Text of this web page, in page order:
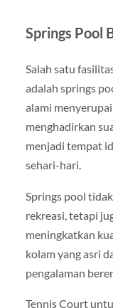
Springs Pool
Salah satu
adalah springs
alami
menghadirkan
menjadi tempat
sehari-hari.
Springs pool
rekreasi, tetapi
meningkatkan
kolam yang asri
pengalaman
Tennis Court